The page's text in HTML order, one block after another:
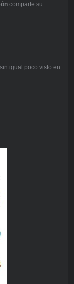
comparte su
igual poco visto en